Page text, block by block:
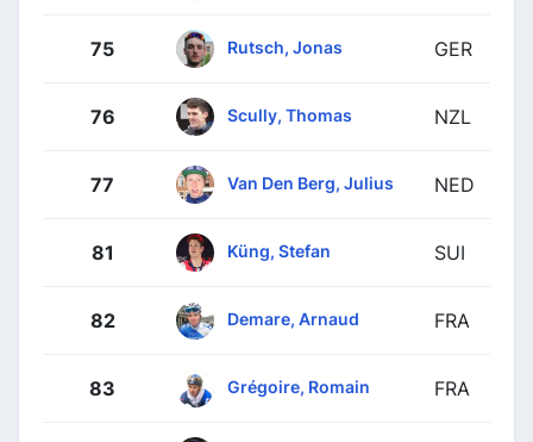
75 Rutsch, Jonas GER
76 Scully, Thomas NZL
77 Van Den Berg, Julius NED
81 Küng, Stefan SUI
82 Demare, Arnaud FRA
83 Grégoire, Romain FRA